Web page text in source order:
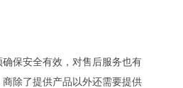
保安全有效，对售后服务也有
除了提供产品以外还需要提供